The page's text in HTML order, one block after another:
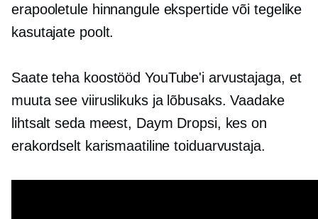
erapooletule hinnangule ekspertide või tegelike
kasutajate poolt.
Saate teha koostööd YouTube'i arvustajaga, et
muuta see viiruslikuks ja lõbusaks. Vaadake
lihtsalt seda meest, Daym Dropsi, kes on
erakordselt karismaatiline toiduarvustaja.